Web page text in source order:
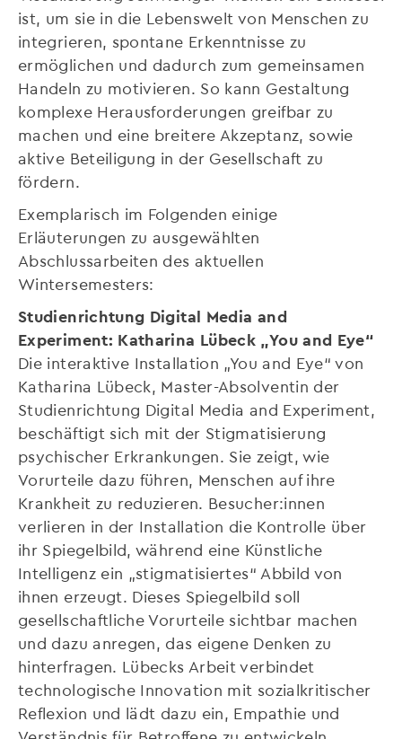
ist, um sie in die Lebenswelt von Menschen zu
integrieren, spontane Erkenntnisse zu
ermöglichen und dadurch zum gemeinsamen
Handeln zu motivieren. So kann Gestaltung
komplexe Herausforderungen greifbar zu
machen und eine breitere Akzeptanz, sowie
aktive Beteiligung in der Gesellschaft zu
fördern.
Exemplarisch im Folgenden einige
Erläuterungen zu ausgewählten
Abschlussarbeiten des aktuellen
Wintersemesters:
Studienrichtung Digital Media and
Experiment: Katharina Lübeck „You and Eye“
Die interaktive Installation „You and Eye“ von
Katharina Lübeck, Master-Absolventin der
Studienrichtung Digital Media and Experiment,
beschäftigt sich mit der Stigmatisierung
psychischer Erkrankungen. Sie zeigt, wie
Vorurteile dazu führen, Menschen auf ihre
Krankheit zu reduzieren. Besucher:innen
verlieren in der Installation die Kontrolle über
ihr Spiegelbild, während eine Künstliche
Intelligenz ein „stigmatisiertes“ Abbild von
ihnen erzeugt. Dieses Spiegelbild soll
gesellschaftliche Vorurteile sichtbar machen
und dazu anregen, das eigene Denken zu
hinterfragen. Lübecks Arbeit verbindet
technologische Innovation mit sozialkritischer
Reflexion und lädt dazu ein, Empathie und